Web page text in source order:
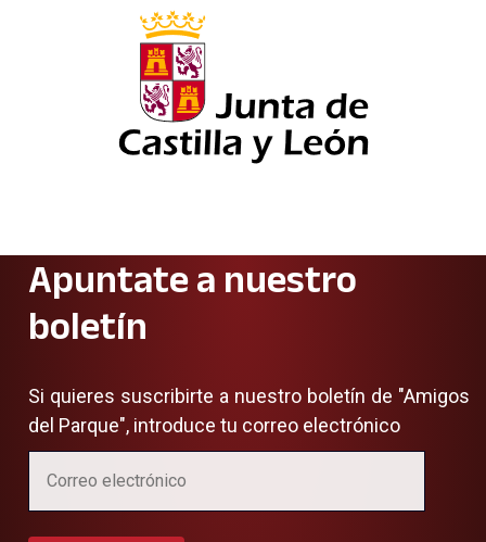
Apuntate a nuestro
boletín
Si quieres suscribirte a nuestro boletín de "Amigos
del Parque", introduce tu correo electrónico